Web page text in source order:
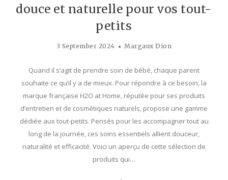
douce et naturelle pour vos tout-
petits
3 September 2024 Margaux Dion
Quand il s’agit de prendre soin de bébé, chaque parent
souhaite ce qu’il y a de mieux. Pour répondre à ce besoin, la
marque française H2O at Home, réputée pour ses produits
d’entretien et de cosmétiques naturels, propose une gamme
dédiée aux tout-petits. Pensés pour les accompagner tout au
long de la journée, ces soins essentiels allient douceur,
naturalité et efficacité. Voici un aperçu de cette sélection de
produits qui…